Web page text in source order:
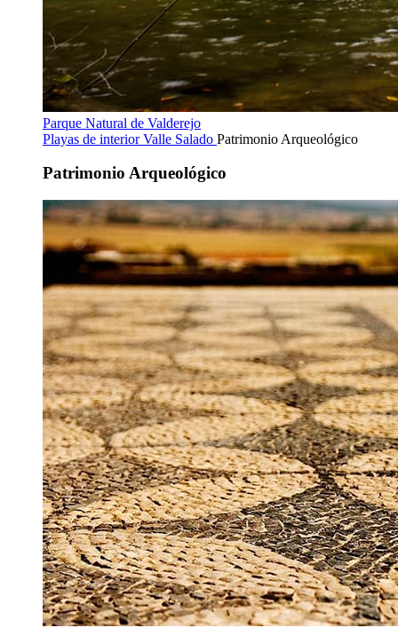
Parque Natural de Valderejo
Playas de interiorValle Salado Patrimonio Arqueológico
Patrimonio Arqueológico